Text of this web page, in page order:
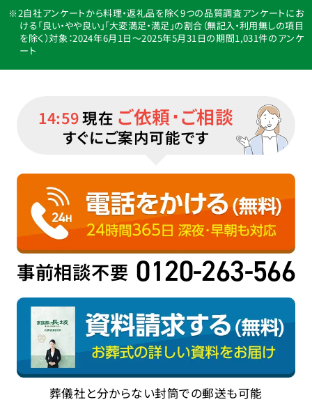
※2自社アンケートから料理・返礼品を除く9つの品質調査アンケートにお
ける「良い・やや良い」「大変満足・満足」の割合（無記入・利用無しの項目
を除く）対象：2024年6月1日〜2025年5月31日の期間1,031件のアンケ
ート
14:59現在 ご依頼･ご相談
すぐにご案内可能です
事前相談不要 0120-263-566
葬儀社と分からない封筒での郵送も可能